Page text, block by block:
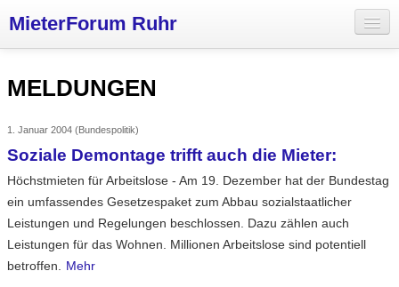
MieterForum Ruhr
Wohnungspolitik
Mieterinitiativen
Über uns
MELDUNGEN
1. Januar 2004 (Bundespolitik)
Soziale Demontage trifft auch die Mieter:
Höchstmieten für Arbeitslose - Am 19. Dezember hat der Bundestag
ein umfassendes Gesetzespaket zum Abbau sozialstaatlicher
Leistungen und Regelungen beschlossen. Dazu zählen auch
Leistungen für das Wohnen. Millionen Arbeitslose sind potentiell
betroffen.
Mehr